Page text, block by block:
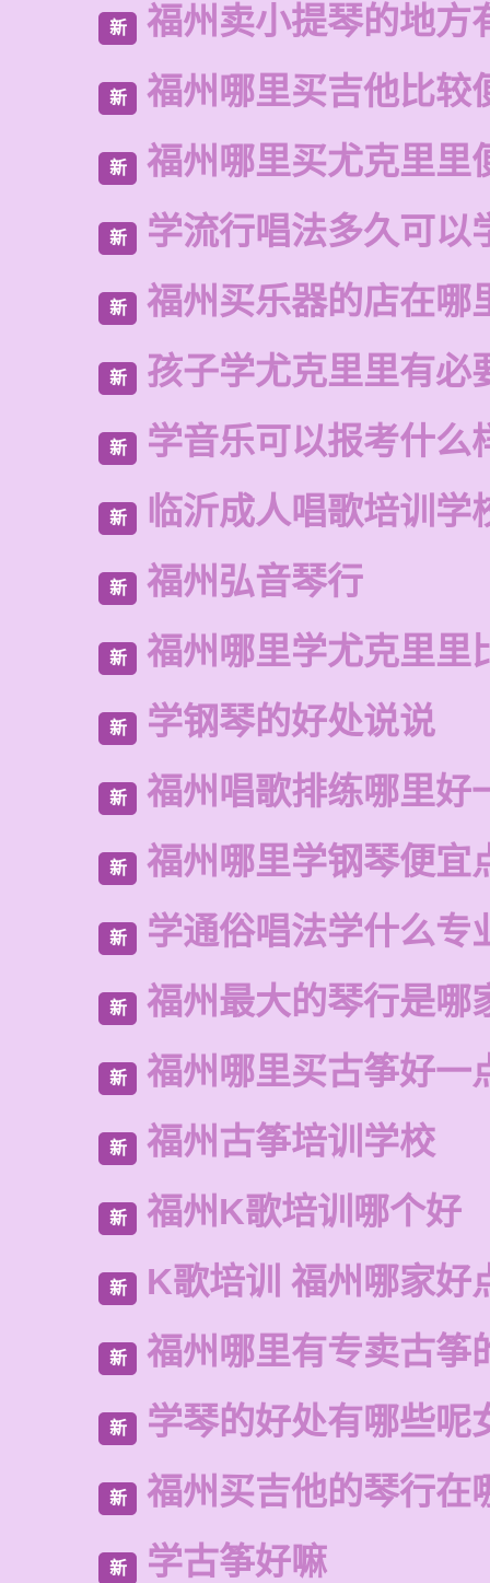
新 福州卖小提琴的地方
新 福州哪里买吉他比较
新 福州哪里买尤克里里
新 学流行唱法多久可以
新 福州买乐器的店在哪
新 孩子学尤克里里有必
新 学音乐可以报考什么
新 临沂成人唱歌培训学
新 福州弘音琴行
新 福州哪里学尤克里里
新 学钢琴的好处说说
新 福州唱歌排练哪里好
新 福州哪里学钢琴便宜
新 学通俗唱法学什么专
新 福州最大的琴行是哪
新 福州哪里买古筝好一
新 福州古筝培训学校
新 福州K歌培训哪个好
新 K歌培训 福州哪家好
新 福州哪里有专卖古筝
新 学琴的好处有哪些呢
新 福州买吉他的琴行在
新 学古筝好嘛